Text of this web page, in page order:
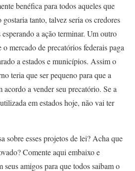
benéfica para todos aqueles que
tanto, talvez seria os credores
a ação terminar. Um outro
mercado de precatórios federais paga
a estados e municípios. Assim o
teria que ser pequeno para que a
acordo a vender seu precatório. Se a
em estados hoje, não vai ter
sobre esses projetos de lei? Acha que
Comente aqui embaixo e
seus amigos para que todos saibam o